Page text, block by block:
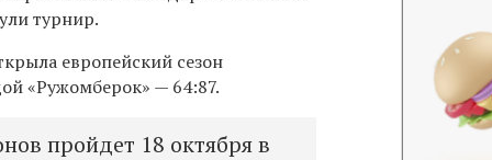
турнир.
европейский сезон
«Ружомберок» — 64:87.
пройдет 18 октября в